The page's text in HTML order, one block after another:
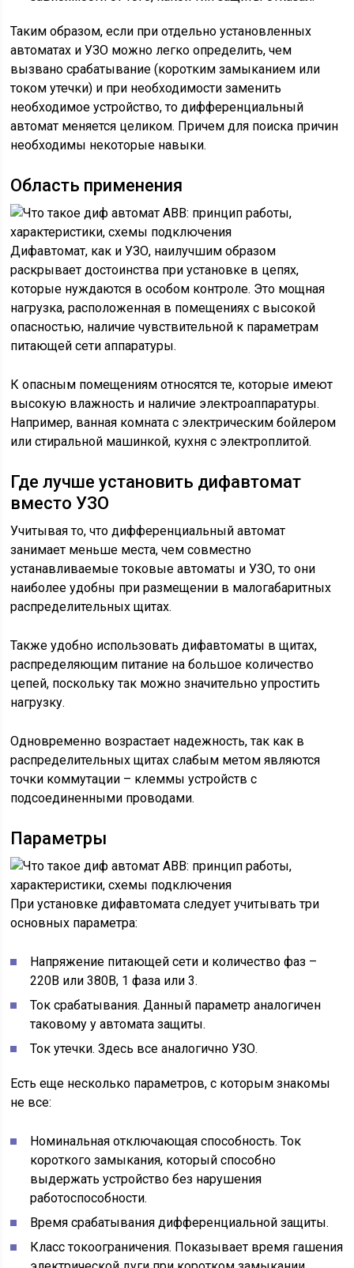
Таким образом, если при отдельно установленных
автоматах и УЗО можно легко определить, чем
вызвано срабатывание (коротким замыканием или
током утечки) и при необходимости заменить
необходимое устройство, то дифференциальный
автомат меняется целиком. Причем для поиска причин
необходимы некоторые навыки.
Область применения
Дифавтомат, как и УЗО, наилучшим образом
раскрывает достоинства при установке в цепях,
которые нуждаются в особом контроле. Это мощная
нагрузка, расположенная в помещениях с высокой
опасностью, наличие чувствительной к параметрам
питающей сети аппаратуры.
К опасным помещениям относятся те, которые имеют
высокую влажность и наличие электроаппаратуры.
Например, ванная комната с электрическим бойлером
или стиральной машинкой, кухня с электроплитой.
Где лучше установить дифавтомат
вместо УЗО
Учитывая то, что дифференциальный автомат
занимает меньше места, чем совместно
устанавливаемые токовые автоматы и УЗО, то они
наиболее удобны при размещении в малогабаритных
распределительных щитах.
Также удобно использовать дифавтоматы в щитах,
распределяющим питание на большое количество
цепей, поскольку так можно значительно упростить
нагрузку.
Одновременно возрастает надежность, так как в
распределительных щитах слабым метом являются
точки коммутации – клеммы устройств с
подсоединенными проводами.
Параметры
При установке дифавтомата следует учитывать три
основных параметра:
Напряжение питающей сети и количество фаз –
220В или 380В, 1 фаза или 3.
Ток срабатывания. Данный параметр аналогичен
таковому у автомата защиты.
Ток утечки. Здесь все аналогично УЗО.
Есть еще несколько параметров, с которым знакомы
не все:
Номинальная отключающая способность. Ток
короткого замыкания, который способно
выдержать устройство без нарушения
работоспособности.
Время срабатывания дифференциальной защиты.
Класс токоограничения. Показывает время гашения